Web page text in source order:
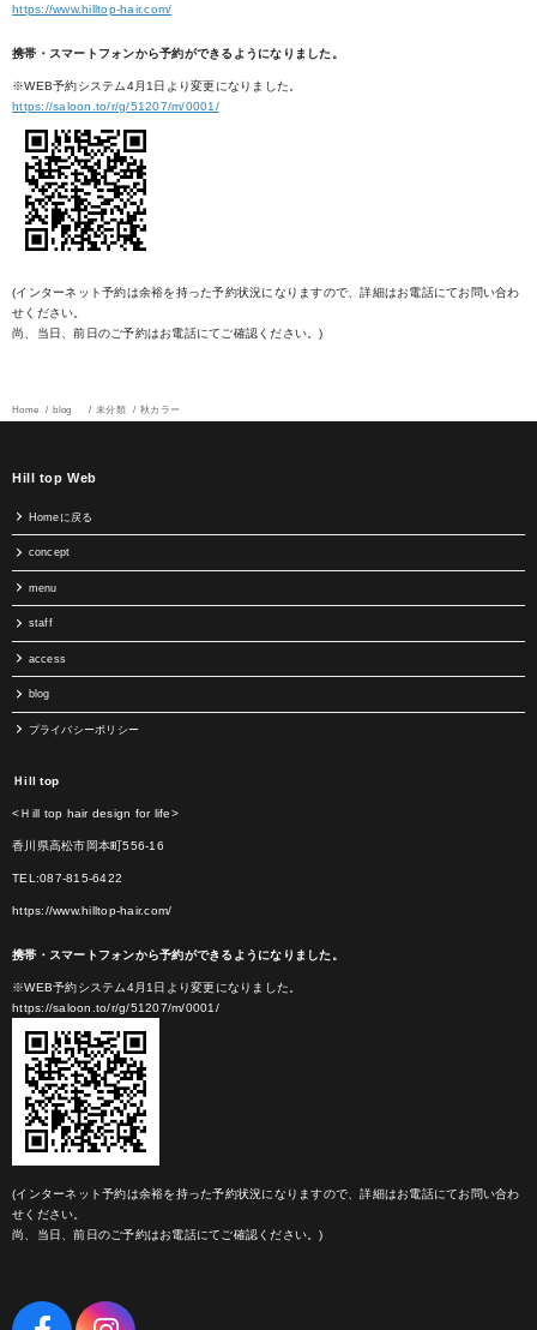
https://www.hilltop-hair.com/
携帯・スマートフォンから予約ができるようになりました。
※WEB予約システム4月1日より変更になりました。
https://saloon.to/r/g/51207/m/0001/
(インターネット予約は余裕を持った予約状況になりますので、詳細はお電話にてお問い合わ
せください。
尚、当日、前日のご予約はお電話にてご確認ください。)
Home blog 未分類 秋カラー
Hill top Web
Homeに戻る
concept
menu
staff
access
blog
プライバシーポリシー
Ｈill top
<Ｈill top hair design for life>
香川県高松市岡本町556-16
TEL:087-815-6422
https://www.hilltop-hair.com/
携帯・スマートフォンから予約ができるようになりました。
※WEB予約システム4月1日より変更になりました。
https://saloon.to/r/g/51207/m/0001/
(インターネット予約は余裕を持った予約状況になりますので、詳細はお電話にてお問い合わ
せください。
尚、当日、前日のご予約はお電話にてご確認ください。)